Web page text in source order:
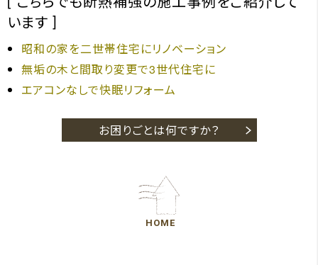
います
昭和の家を二世帯住宅にリノベーション
無垢の木と間取り変更で3世代住宅に
エアコンなしで快眠リフォーム
お困りごとは何ですか？
HOME